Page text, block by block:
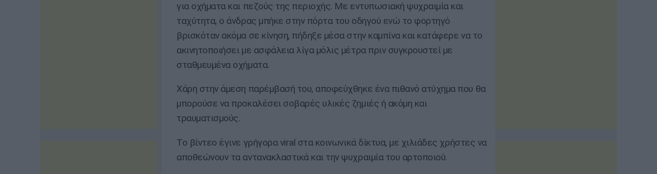
για οχήματα και πεζούς της περιοχής. Με εντυπωσιακή ψυχραιμία και
ταχύτητα, ο άνδρας μπήκε στην πόρτα του οδηγού ενώ το φορτηγό
βρισκόταν ακόμα σε κίνηση, πήδηξε μέσα στην καμπίνα και κατάφερε να το
ακινητοποιήσει με ασφάλεια λίγα μόλις μέτρα πριν συγκρουστεί με
σταθμευμένα οχήματα.
Χάρη στην άμεση παρέμβασή του, αποφεύχθηκε ένα πιθανό ατύχημα που θα
μπορούσε να προκαλέσει σοβαρές υλικές ζημιές ή ακόμη και
τραυματισμούς.
Το βίντεο έγινε γρήγορα viral στα κοινωνικά δίκτυα, με χιλιάδες χρήστες να
αποθεώνουν τα αντανακλαστικά και την ψυχραιμία του αρτοποιού.